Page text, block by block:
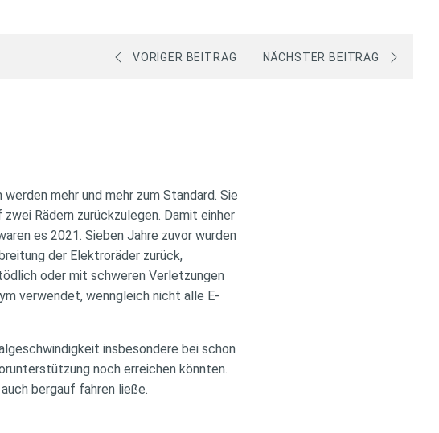
VORIGER BEITRAG NÄCHSTER BEITRAG
mehr und mehr zum Standard. Sie
Rädern zurückzulegen. Damit einher
es 2021. Sieben Jahre zuvor wurden
der Elektroräder zurück,
oder mit schweren Verletzungen
verwendet, wenngleich nicht alle E-
insbesondere bei schon
noch erreichen könnten.
bergauf fahren ließe.